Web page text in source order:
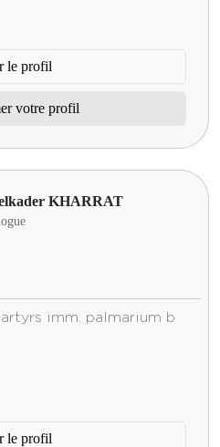
le profil
votre profil
KHARRAT
imm. palmarium b
le profil